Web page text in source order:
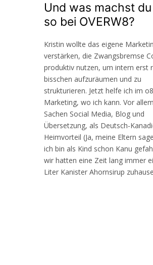
Und was machst
so bei OVERW8?
Kristin wollte das eigene
verstärken, die Zwangsbremse
produktiv nutzen, um intern erst
bisschen aufzuräumen und zu
strukturieren. Jetzt helfe ich im
Marketing, wo ich kann. Vor
Sachen Social Media, Blog und
Übersetzung, als Deutsch-
Heimvorteil (Ja, meine Eltern
ich bin als Kind schon Kanu
wir hatten eine Zeit lang immer
Liter Kanister Ahornsirup